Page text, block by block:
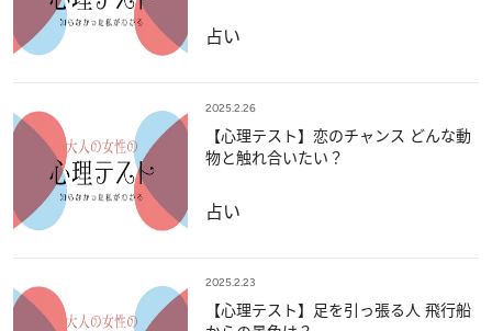
占い
2025.2.26
【心理テスト】恋のチャンス どんな動
物と触れ合いたい？
占い
2025.2.23
【心理テスト】足を引っ張る人 飛行船